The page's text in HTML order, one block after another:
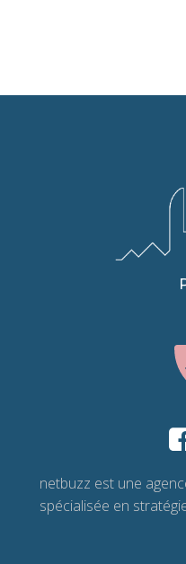
netbuzz est une
spécialisée en